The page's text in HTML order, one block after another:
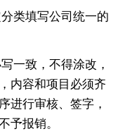
类填写公司统一的
一致，不得涂改，
内容和项目必须齐
进行审核、签字，
予报销。